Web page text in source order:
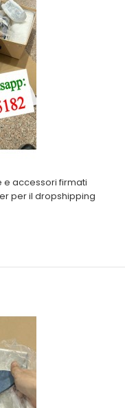
e accessori firmati
per il dropshipping